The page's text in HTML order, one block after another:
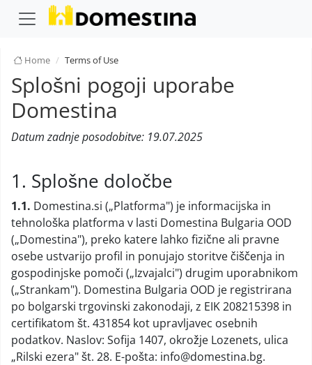
Home Terms of Use
Splošni pogoji uporabe
Domestina
Datum zadnje posodobitve: 19.07.2025
1. Splošne določbe
1.1. Domestina.si („Platforma") je informacijska in
tehnološka platforma v lasti Domestina Bulgaria OOD
(„Domestina"), preko katere lahko fizične ali pravne
osebe ustvarijo profil in ponujajo storitve čiščenja in
gospodinjske pomoči („Izvajalci") drugim uporabnikom
(„Strankam"). Domestina Bulgaria OOD je registrirana
po bolgarski trgovinski zakonodaji, z EIK 208215398 in
certifikatom št. 431854 kot upravljavec osebnih
podatkov. Naslov: Sofija 1407, okrožje Lozenets, ulica
„Rilski ezera" št. 28. E-pošta: info@domestina.bg.